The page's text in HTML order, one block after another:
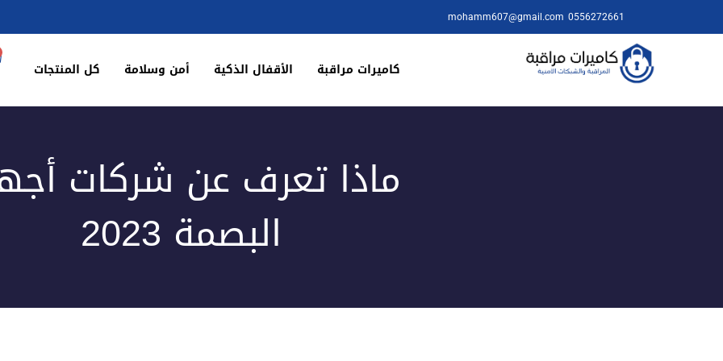
0556272661
mohamm607@gmail.com
كاميرات مراقبة الأقفال الذكية أمن وسلامة كل المنتجات
ماذا تعرف عن شركات
البصمة 2023